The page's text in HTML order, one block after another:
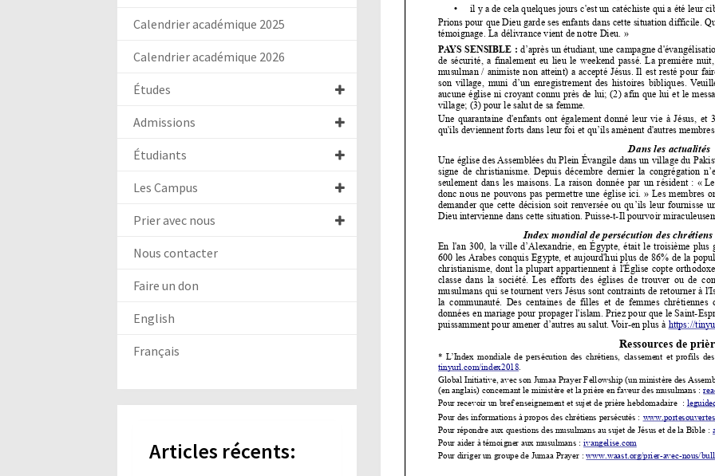
Calendrier académique 2025
Calendrier académique 2026
Études
Admissions
Étudiants
Les Campus
Prier avec nous
Nous contacter
Faire un don
English
Français
Articles récents: